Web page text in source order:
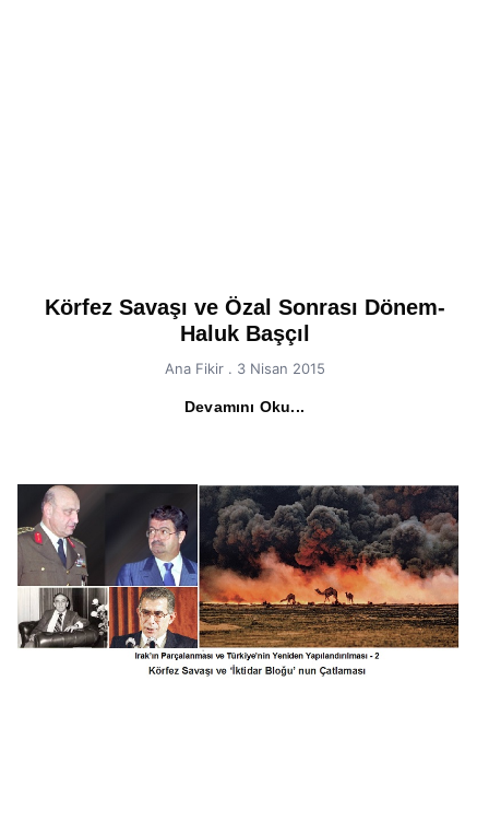
Körfez Savaşı ve Özal Sonrası Dönem-
Haluk Başçıl
Ana Fikir 3 Nisan 2015
Devamını Oku...